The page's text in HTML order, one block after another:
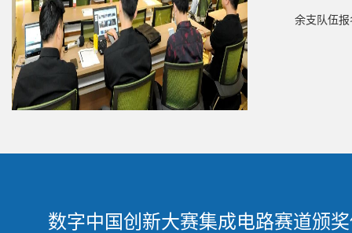
余支队伍
数字中国创新大赛集成电路赛道颁